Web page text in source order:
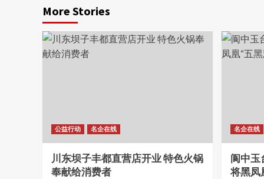
More Stories
公益行动 名企在线
川东坝子丰都直营店开业 特色火锅
奉献给消费者
名企在线
阆中玉
将黑凤